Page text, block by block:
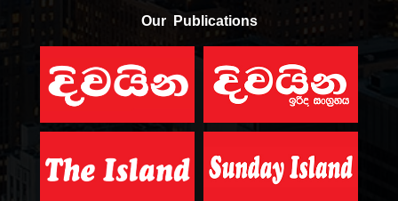
Our Publications